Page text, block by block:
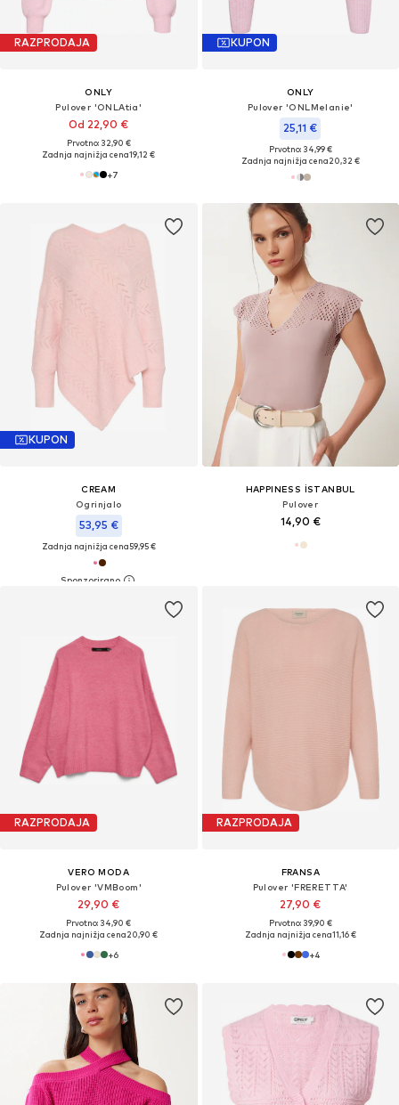
RAZPRODAJA
ONLY
Pulover 'ONLAtia'
Od 22,90 €
Prvotno: 32,90 €
Zadnja najnižja cena19,12 €
+7
KUPON
ONLY
Pulover 'ONLMelanie'
25,11 €
Prvotno: 34,99 €
Zadnja najnižja cena20,32 €
KUPON
CREAM
Ogrinjalo
53,95 €
Zadnja najnižja cena59,95 €
HAPPINESS İSTANBUL
Pulover
14,90 €
RAZPRODAJA
VERO MODA
Pulover 'VMBoom'
29,90 €
Prvotno: 34,90 €
Zadnja najnižja cena20,90 €
+6
RAZPRODAJA
FRANSA
Pulover 'FRERETTA'
27,90 €
Prvotno: 39,90 €
Zadnja najnižja cena11,16 €
+4